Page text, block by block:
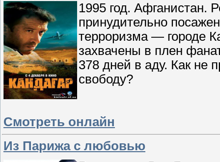
1995 год. Афганистан.
принудительно
терроризма — городе
захвачены в плен
378 дней в аду. Как не
свободу?
Смотреть онлайн
Из Парижа с любовью